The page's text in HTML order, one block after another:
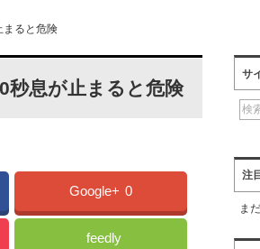
まると危険
秒息が止まると危険
Google+ 0
feedly
サ
注
ま